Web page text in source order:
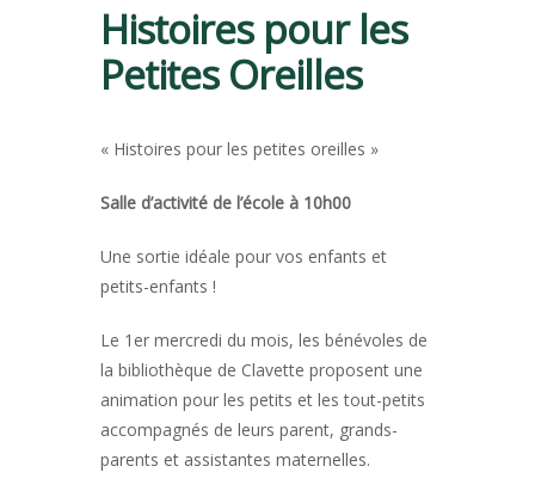
Histoires pour les
Petites Oreilles
« Histoires pour les petites oreilles »
Salle d’activité de l’école à 10h00
Une sortie idéale pour vos enfants et
petits-enfants !
Le 1er mercredi du mois, les bénévoles de
la bibliothèque de Clavette proposent une
animation pour les petits et les tout-petits
accompagnés de leurs parent, grands-
parents et assistantes maternelles.